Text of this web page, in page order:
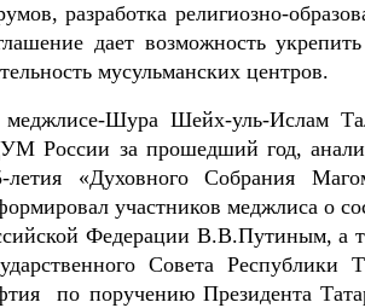
разработка религиозно-
дает возможность
мусульманских центров.
Шура Шейх-уль-Ислам
России за прошедший год,
летия «Духовного Собрания
участников меджлиса о
Федерации В.В.Путиным, а
Совета
по поручению Президента